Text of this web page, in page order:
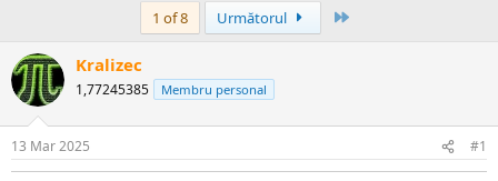
1 of 8 Următorul
Kralizec
1,77245385 Membru personal
13 Mar 2025 #1